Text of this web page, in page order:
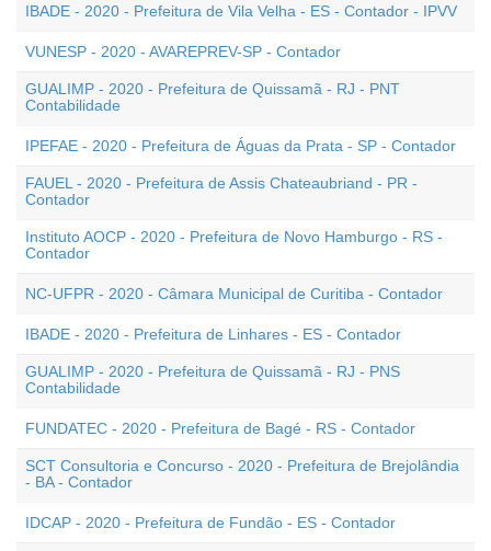
IBADE - 2020 - Prefeitura de Vila Velha - ES - Contador - IPVV
VUNESP - 2020 - AVAREPREV-SP - Contador
GUALIMP - 2020 - Prefeitura de Quissamã - RJ - PNT
Contabilidade
IPEFAE - 2020 - Prefeitura de Águas da Prata - SP - Contador
FAUEL - 2020 - Prefeitura de Assis Chateaubriand - PR -
Contador
Instituto AOCP - 2020 - Prefeitura de Novo Hamburgo - RS -
Contador
NC-UFPR - 2020 - Câmara Municipal de Curitiba - Contador
IBADE - 2020 - Prefeitura de Linhares - ES - Contador
GUALIMP - 2020 - Prefeitura de Quissamã - RJ - PNS
Contabilidade
FUNDATEC - 2020 - Prefeitura de Bagé - RS - Contador
SCT Consultoria e Concurso - 2020 - Prefeitura de Brejolândia
- BA - Contador
IDCAP - 2020 - Prefeitura de Fundão - ES - Contador